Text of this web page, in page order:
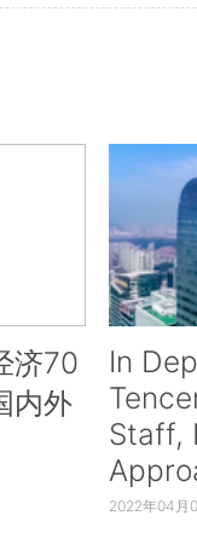
济70
内外
In
Staff,
2022年04月